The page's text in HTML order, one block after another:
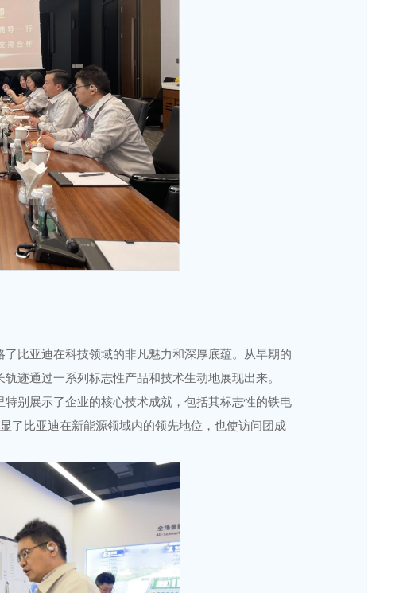
比亚迪在科技领域的非凡魅力和深厚底蕴。从早期的
迹通过一系列标志性产品和技术生动地展现出来。
别展示了企业的核心技术成就，包括其标志性的铁电
了比亚迪在新能源领域内的领先地位，也使访问团成